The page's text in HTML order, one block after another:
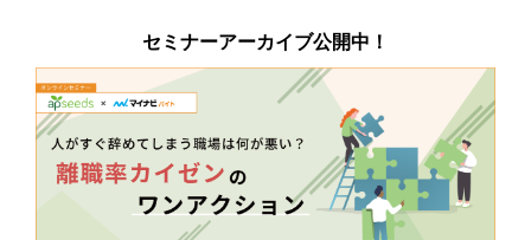
セミナーアーカイブ公開中！